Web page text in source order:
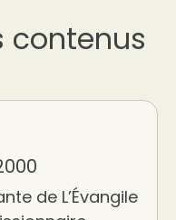
contenus
de L’Évangile